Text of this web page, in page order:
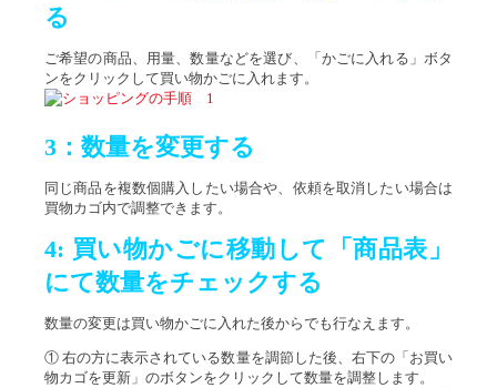
る
ご希望の商品、用量、数量などを選び、「かごに入れる」ボタ
ンをクリックして買い物かごに入れます。
3：数量を変更する
同じ商品を複数個購入したい場合や、依頼を取消したい場合は
買物カゴ内で調整できます。
4: 買い物かごに移動して「商品表」
にて数量をチェックする
数量の変更は買い物かごに入れた後からでも行なえます。
① 右の方に表示されている数量を調節した後、右下の「お買い
物カゴを更新」のボタンをクリックして数量を調整します。